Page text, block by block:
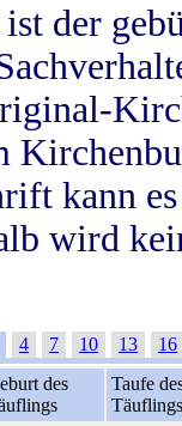
der
kann
wird
4 7 10 13
16
des
Taufe
Täuflings